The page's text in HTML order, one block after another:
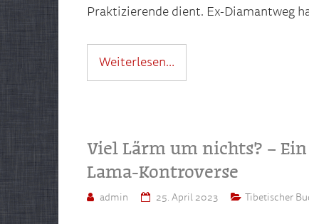
Praktizierende dient. Ex-Diamantweg
Weiterlesen…
Viel Lärm um nichts? –
Lama-Kontroverse
admin 25. April 2023 Tibetischer